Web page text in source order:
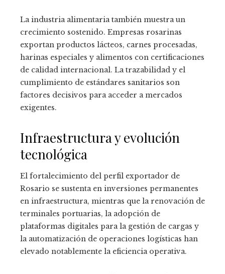
La industria alimentaria también muestra un
crecimiento sostenido. Empresas rosarinas
exportan productos lácteos, carnes procesadas,
harinas especiales y alimentos con certificaciones
de calidad internacional. La trazabilidad y el
cumplimiento de estándares sanitarios son
factores decisivos para acceder a mercados
exigentes.
Infraestructura y evolución
tecnológica
El fortalecimiento del perfil exportador de
Rosario se sustenta en inversiones permanentes
en infraestructura, mientras que la renovación de
terminales portuarias, la adopción de
plataformas digitales para la gestión de cargas y
la automatización de operaciones logísticas han
elevado notablemente la eficiencia operativa.